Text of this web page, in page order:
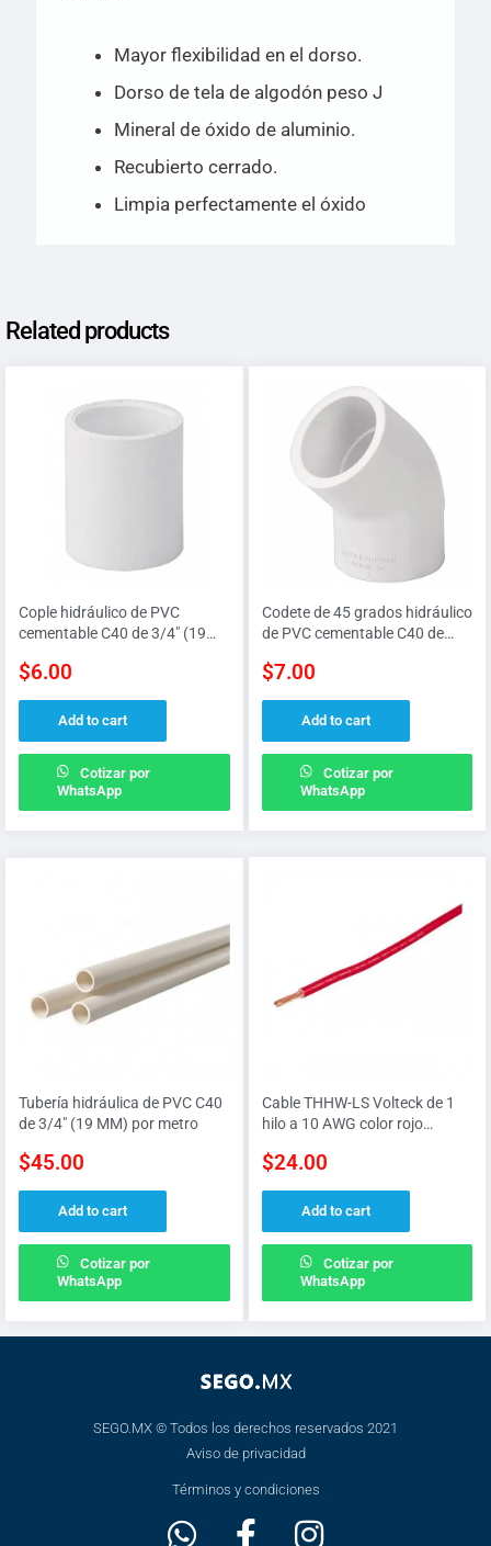
Mayor flexibilidad en el dorso.
Dorso de tela de algodón peso J
Mineral de óxido de aluminio.
Recubierto cerrado.
Limpia perfectamente el óxido
Related products
Cople hidráulico de PVC
cementable C40 de 3/4″ (19
$6.00
Add to cart
Cotizar por
WhatsApp
Codete de 45 grados hidráulico
de PVC cementable C40 de
$7.00
Add to cart
Cotizar por
WhatsApp
Tubería hidráulica de PVC C40
de 3/4″ (19 MM) por metro
$45.00
Add to cart
Cotizar por
WhatsApp
Cable THHW-LS Volteck de 1
hilo a 10 AWG color rojo
$24.00
Add to cart
Cotizar por
WhatsApp
SEGO.MX © Todos los derechos reservados 2021
Aviso de privacidad
Términos y condiciones